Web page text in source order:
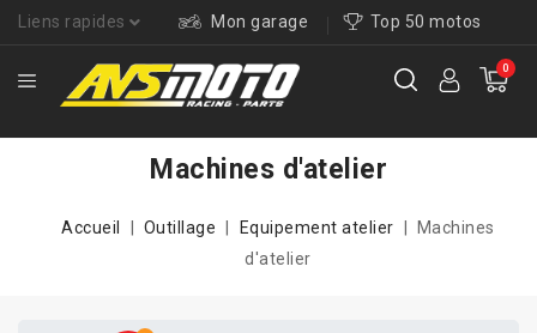
Liens rapides Mon garage Top 50 motos
0
Machines d'atelier
Accueil Outillage Equipement atelier
Machines
d'atelier